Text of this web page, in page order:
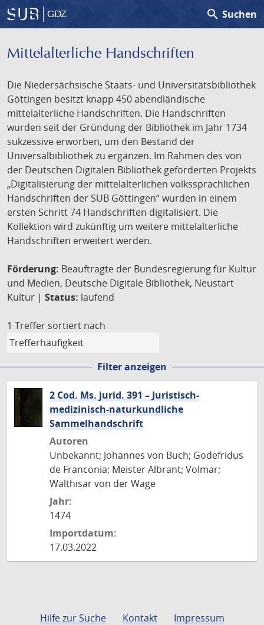
GDZ search Suchen
Mittelalterliche Handschriften
Die Niedersächsische Staats- und Universitätsbibliothek
Göttingen besitzt knapp 450 abendländische
mittelalterliche Handschriften. Die Handschriften
wurden seit der Gründung der Bibliothek im Jahr 1734
sukzessive erworben, um den Bestand der
Universalbibliothek zu ergänzen. Im Rahmen des von
der Deutschen Digitalen Bibliothek geförderten Projekts
„Digitalisierung der mittelalterlichen volkssprachlichen
Handschriften der SUB Göttingen“ wurden in einem
ersten Schritt 74 Handschriften digitalisiert. Die
Kollektion wird zukünftig um weitere mittelalterliche
Handschriften erweitert werden.
Förderung: Beauftragte der Bundesregierung für Kultur
und Medien, Deutsche Digitale Bibliothek, Neustart
Kultur | Status: laufend
1 Treffer sortiert nach
Filter anzeigen
2 Cod. Ms. jurid. 391 – Juristisch-
medizinisch-naturkundliche
Sammelhandschrift
Autoren
Unbekannt; Johannes von Buch; Godefridus
de Franconia; Meister Albrant; Volmar;
Walthisar von der Wage
Jahr:
1474
Importdatum:
17.03.2022
Hilfe zur Suche Kontakt
Impressum